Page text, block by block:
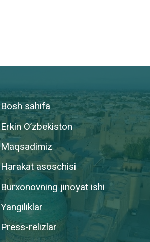
Bosh sahifa
Erkin O’zbekiston
Maqsadimiz
Harakat asoschisi
Burxonovning jinoyat ishi
Yangiliklar
Press-relizlar